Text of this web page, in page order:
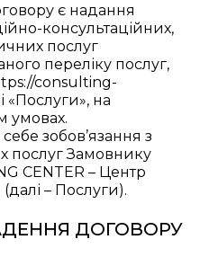
є надання
консультаційних,
послуг
переліку послуг,
consulting-
«Послуги», на
умовах.
зобов’язання з
послуг Замовнику
CENTER – Центр
(далі – Послуги).
ДОГОВОРУ